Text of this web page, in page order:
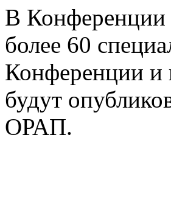
В Конференции
более 60
Конференции и
будут
ОРАП.